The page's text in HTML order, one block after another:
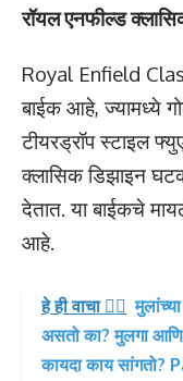
रॉयल एनफील्ड
Royal Enfield
बाईक आहे, ज्यामध्ये
टीयरड्रॉप स्टाइल
क्लासिक डिझाइन
देतात. या बाईकचे
आहे.
हे ही वाचा 👉🏻
असतो का? मुलगा
कायदा काय